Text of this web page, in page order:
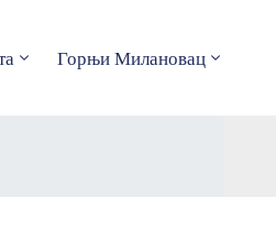
Горњи Милановац